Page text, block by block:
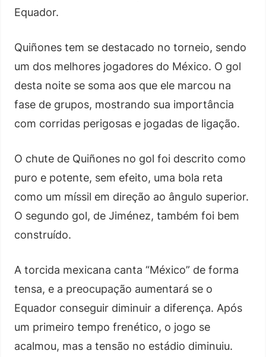
Equador.
Quiñones tem se destacado no torneio, sendo
um dos melhores jogadores do México. O gol
desta noite se soma aos que ele marcou na
fase de grupos, mostrando sua importância
com corridas perigosas e jogadas de ligação.
O chute de Quiñones no gol foi descrito como
puro e potente, sem efeito, uma bola reta
como um míssil em direção ao ângulo superior.
O segundo gol, de Jiménez, também foi bem
construído.
A torcida mexicana canta “México” de forma
tensa, e a preocupação aumentará se o
Equador conseguir diminuir a diferença. Após
um primeiro tempo frenético, o jogo se
acalmou, mas a tensão no estádio diminuiu.